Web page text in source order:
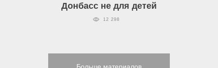
Донбасс не для детей
12 298
Больше материалов